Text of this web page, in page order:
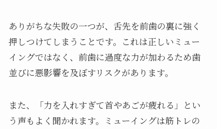
ありがちな失敗の一つが、舌先を前歯の裏に強く
押しつけてしまうことです。これは正しいミュー
イングではなく、前歯に過度な力が加わるため歯
並びに悪影響を及ぼすリスクがあります。
また、「力を入れすぎて首やあごが疲れる」とい
う声もよく聞かれます。ミューイングは筋トレの